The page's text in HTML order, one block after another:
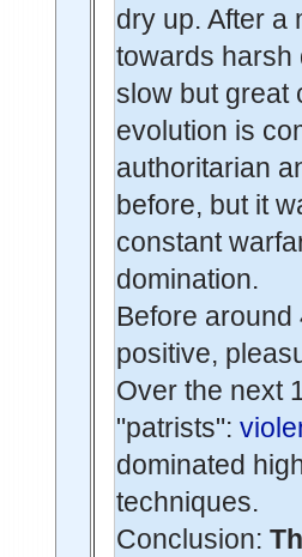
dry up. After a
towards harsh
slow but great
evolution is
authoritarian
before, but it
constant
domination.
Before
positive,
Over the next
"patrists":
dominated
techniques.
Conclusion: